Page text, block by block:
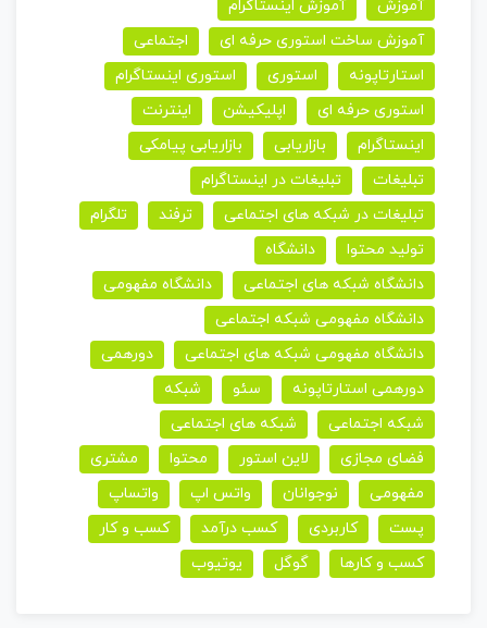
آموزش
آموزش اینستاگرام
آموزش ساخت استوری حرفه ای
اجتماعی
استارتاپونه
استوری
استوری اینستاگرام
استوری حرفه ای
اپلیکیشن
اینترنت
اینستاگرام
بازاریابی
بازاریابی پیامکی
تبلیغات
تبلیغات در اینستاگرام
تبلیغات در شبکه های اجتماعی
ترفند
تلگرام
تولید محتوا
دانشگاه
دانشگاه شبکه های اجتماعی
دانشگاه مفهومی
دانشگاه مفهومی شبکه اجتماعی
دانشگاه مفهومی شبکه های اجتماعی
دورهمی
دورهمی استارتاپونه
سئو
شبکه
شبکه اجتماعی
شبکه های اجتماعی
فضای مجازی
لاین استور محتوا
مشتری
مفهومی
نوجوانان واتس اپ
واتساپ
پست
کاربردی کسب درآمد
کسب و کار
کسب و کارها
گوگل یوتیوب